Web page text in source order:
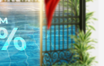
Hết phòng